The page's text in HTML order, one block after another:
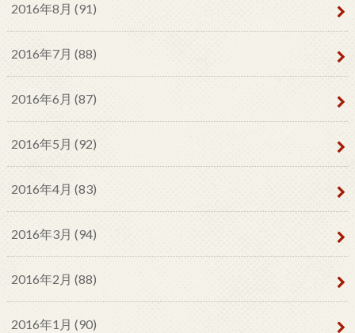
2016年8月 (91)
2016年7月 (88)
2016年6月 (87)
2016年5月 (92)
2016年4月 (83)
2016年3月 (94)
2016年2月 (88)
2016年1月 (90)